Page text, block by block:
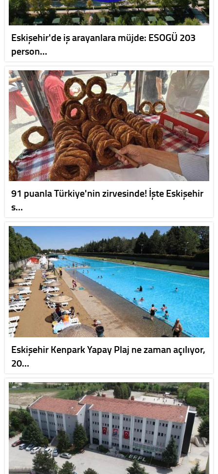
Eskişehir'de iş arayanlara müjde: ESOGÜ 203
person…
91 puanla Türkiye'nin zirvesinde! İşte Eskişehir
s…
Eskişehir Kenpark Yapay Plaj ne zaman açılıyor,
20…